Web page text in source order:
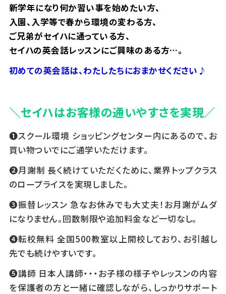
新学年になり何か習い事を始めたい方、
入園、入学等で春から環境の変わる方、
ご兄弟がセイハに通っている方、
セイハの英会話レッスンにご興味のある方…。
初めての英会話は、わたしたちにおまかせください♪
＼セイハはお客様の通いやすさを実現／
❶スクール環境 ショッピングセンター内にあるので、お
買い物ついでにご通学いただけます。
❷月謝制 長く続けていただくために、業界トップクラス
のロープライスを実現しました。
❸振替レッスン 急なお休みでも大丈夫！お月謝がムダ
になりません。回数制限や追加料金など一切なし。
❹転校無料 全国500教室以上開校しており、お引越し
先でも続けやすいです。
❺講師 日本人講師・・・お子様の様子やレッスンの内容
を保護者の方と一緒に確認しながら、しっかりサポート